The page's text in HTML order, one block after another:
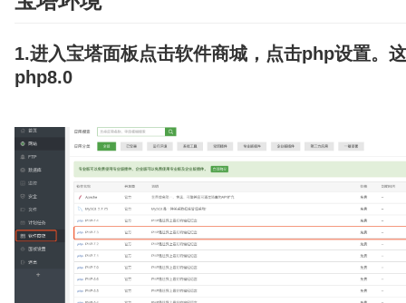
1.进入宝塔面板点击软件商城 ，点击php设置。
php8.0